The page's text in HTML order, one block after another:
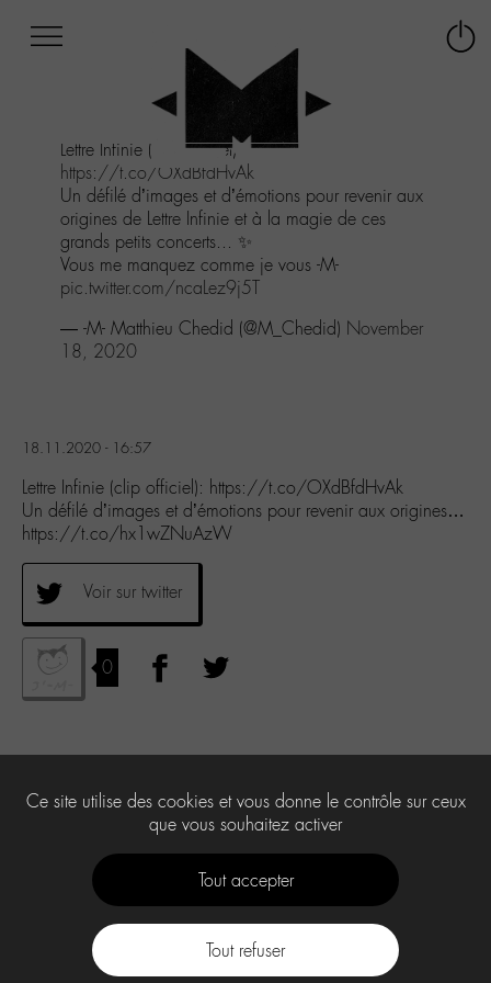
menu
Aller
au
contenu
Aller
recherche
Lettre Infinie (clip officiel):
https://t.co/OXdBfdHvAk
Un défilé d’images et d’émotions pour revenir aux
origines de Lettre Infinie et à la magie de ces
grands petits concerts... ✨
Vous me manquez comme je vous -M-
pic.twitter.com/ncaLez9j5T
— -M- Matthieu Chedid (@M_Chedid) November
18, 2020
18.11.2020 - 16:57
Lettre Infinie (clip officiel): https://t.co/OXdBfdHvAk
Un défilé d’images et d’émotions pour revenir aux origines…
https://t.co/hx1wZNuAzW
Voir sur twitter
0
Ce site utilise des cookies et vous donne le contrôle sur ceux
que vous souhaitez activer
Tout accepter
Tout refuser